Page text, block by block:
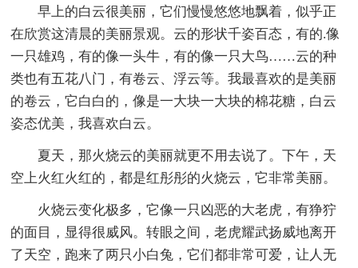
早上的白云很美丽，它们慢慢悠悠地飘着，似乎正
在欣赏这清晨的美丽景观。云的形状千姿百态，有的.像
一只雄鸡，有的像一头牛，有的像一只大鸟……云的种
类也有五花八门，有卷云、浮云等。我最喜欢的是美丽
的卷云，它白白的，像是一大块一大块的棉花糖，白云
姿态优美，我喜欢白云。
夏天，那火烧云的美丽就更不用去说了。下午，天
空上火红火红的，都是红彤彤的火烧云，它非常美丽。
火烧云变化极多，它像一只凶恶的大老虎，有狰狞
的面目，显得很威风。转眼之间，老虎耀武扬威地离开
了天空，跑来了两只小白兔，它们都非常可爱，让人无